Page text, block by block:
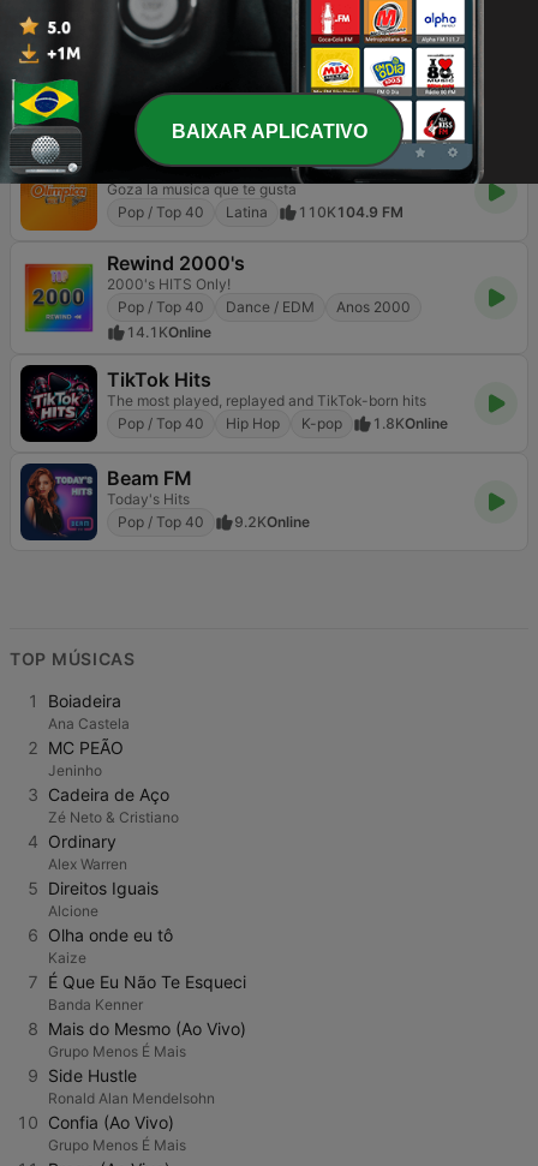
Pop / Top 40
Classic Rock 15.5K90.6 FM
RDS - Radio Dimensione Suono
100% Grandi Successi
Pop / Top 40
103.0 FM
Olímpica Stereo - Medellín 104.9 FM
Goza la musica que te gusta
Pop / Top 40
Latina 110K 104.9 FM
Rewind 2000's
2000's HITS Only!
Pop / Top 40
Dance / EDM
Anos 2000
14.1KOnline
TikTok Hits
The most played, replayed and TikTok-born hits
Pop / Top 40
Hip Hop K-pop 1.8KOnline
Beam FM
Today's Hits
Pop / Top 40
9.2KOnline
TOP MÚSICAS
1 Boiadeira
Ana Castela
2 MC PEÃO
Jeninho
3 Cadeira de Aço
Zé Neto & Cristiano
4 Ordinary
Alex Warren
5 Direitos Iguais
Alcione
6 Olha onde eu tô
Kaize
7 É Que Eu Não Te Esqueci
Banda Kenner
8 Mais do Mesmo (Ao Vivo)
Grupo Menos É Mais
9 Side Hustle
Ronald Alan Mendelsohn
10 Confia (Ao Vivo)
Grupo Menos É Mais
BAIXAR APLICATIVO